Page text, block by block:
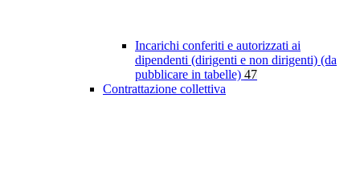
Incarichi conferiti e autorizzati ai
dipendenti (dirigenti e non dirigenti) (da
pubblicare in tabelle) 47
Contrattazione collettiva